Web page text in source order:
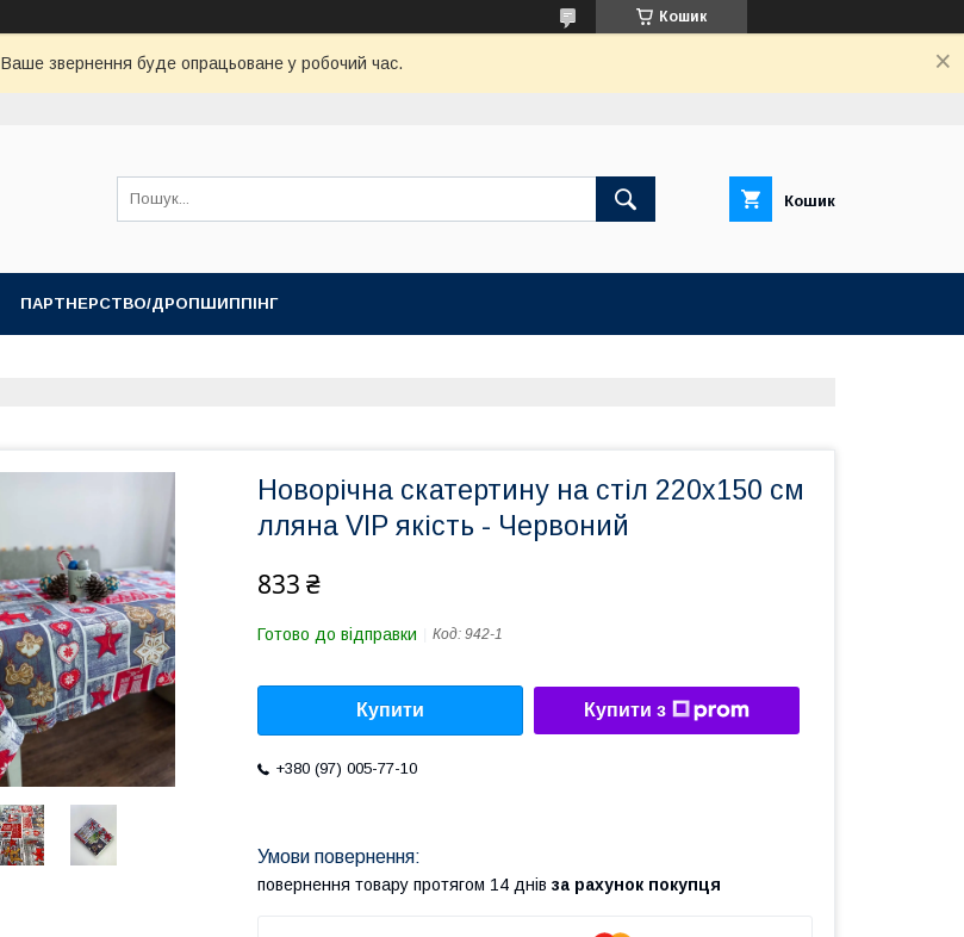
Кошик
Ваше звернення буде опрацьоване у робочий час.
Кошик
ПАРТНЕРСТВО/ДРОПШИППІНГ
Новорічна скатертину на стіл 220х150 см
лляна VIP якість - Червоний
833 ₴
Готово до відправки Код: 942-1
Купити Купити з
+380 (97) 005-77-10
повернення товару протягом 14 днів за рахунок покупця